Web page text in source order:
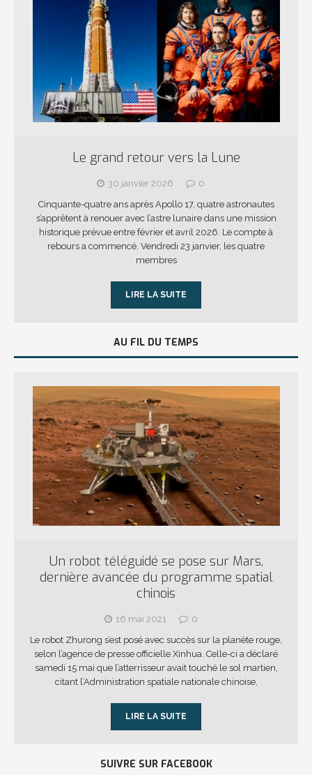
Le grand retour vers la Lune
30 janvier 2026
0
Cinquante-quatre ans après Apollo 17, quatre astronautes
s’apprêtent à renouer avec l’astre lunaire dans une mission
historique prévue entre février et avril 2026. Le compte à
rebours a commencé. Vendredi 23 janvier, les quatre
membres
LIRE LA SUITE
AU FIL DU TEMPS
Un robot téléguidé se pose sur Mars,
dernière avancée du programme spatial
chinois
16 mai 2021
0
Le robot Zhurong s’est posé avec succès sur la planète rouge,
selon l’agence de presse officielle Xinhua. Celle-ci a déclaré
samedi 15 mai que l’atterrisseur avait touché le sol martien,
citant l’Administration spatiale nationale chinoise,
LIRE LA SUITE
SUIVRE SUR FACEBOOK